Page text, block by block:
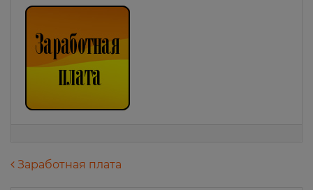
Навигация по записям
Заработная плата